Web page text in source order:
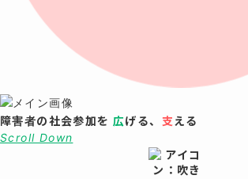
障害者の社会参加を 広げる、 支 える
Scroll Down